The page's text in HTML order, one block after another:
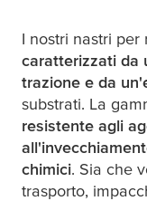
I nostri nastri
caratterizzati da
trazione e da
substrati. La
resistente agli
chimici. Sia che
trasporto,